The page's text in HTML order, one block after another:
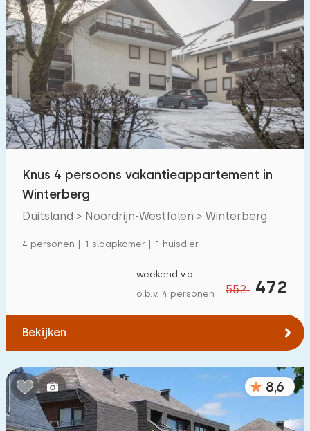
Knus 4 persoons vakantieappartement in
Winterberg
Duitsland > Noordrijn-Westfalen > Winterberg
4 personen | 1 slaapkamer | 1 huisdier
552 472
weekend v.a.
o.b.v. 4 personen
Bekijken
8,6